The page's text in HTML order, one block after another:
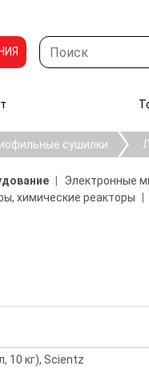
сушилки
Электронные
химические реакторы
10 кг), Scientz